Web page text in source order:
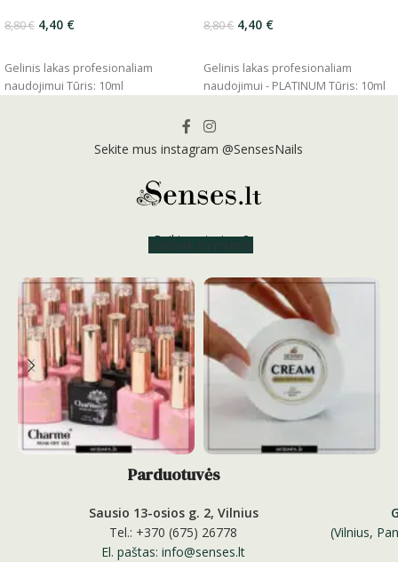
8,80€ 4,40 €
Gelinis lakas profesionaliam
naudojimui Tūris: 10ml
8,80€ 4,40 €
Gelinis lakas profesionaliam
naudojimui - PLATINUM Tūris: 10ml
Sekite mus instagram @SensesNails
Reikia patarimo?
Susisiek su mumis
Parduotuvės
Sausio 13-osios g. 2, Vilnius
Tel.: +370 (675) 26778
El. paštas: info@senses.lt
(Vilnius,